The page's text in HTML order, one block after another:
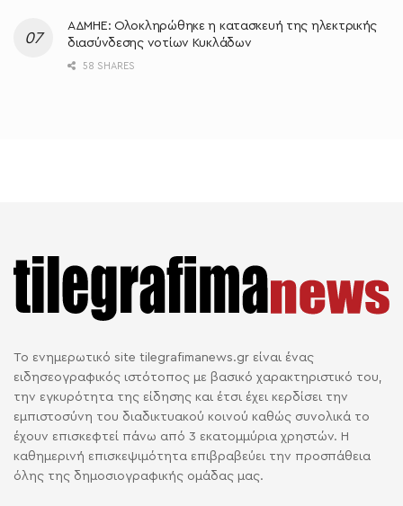
ΑΔΜΗΕ: Ολοκληρώθηκε η κατασκευή της ηλεκτρικής
διασύνδεσης νοτίων Κυκλάδων
58 SHARES
Το ενημερωτικό site tilegrafimanews.gr είναι ένας
ειδησεογραφικός ιστότοπος με βασικό χαρακτηριστικό του,
την εγκυρότητα της είδησης και έτσι έχει κερδίσει την
εμπιστοσύνη του διαδικτυακού κοινού καθώς συνολικά το
έχουν επισκεφτεί πάνω από 3 εκατομμύρια χρηστών. Η
καθημερινή επισκεψιμότητα επιβραβεύει την προσπάθεια
όλης της δημοσιογραφικής ομάδας μας.